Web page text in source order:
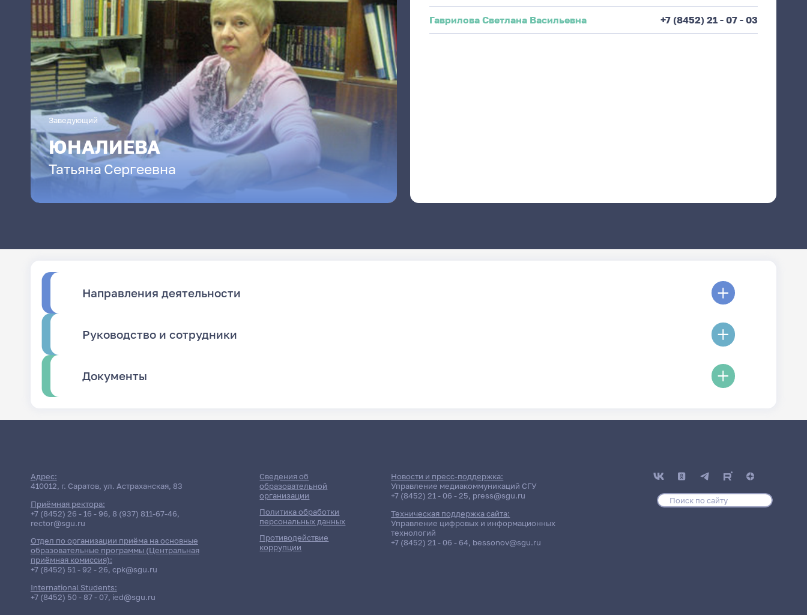
Заведующий
ЮНАЛИЕВА
ТатьянаСергеевна
Гаврилова Светлана Васильевна +7 (8452) 21 - 07 - 03
Направления деятельности
Руководство и сотрудники
Документы
Адрес:
410012, г. Саратов, ул. Астраханская, 83
Приёмная ректора:
+7 (8452) 26 - 16 - 96, 8 (937) 811-67-46,
rector@sgu.ru
Отдел по организации приёма на основные
образовательные программы (Центральная
приёмная комиссия):
+7 (8452) 51 - 92 - 26, cpk@sgu.ru
International Students:
+7 (8452) 50 - 87 - 07, ied@sgu.ru
Сведения об
образовательной
организации
Политика обработки
персональных данных
Противодействие
коррупции
Новости и пресс-поддержка:
Управление медиакоммуникаций СГУ
+7 (8452) 21 - 06 - 25, press@sgu.ru
Техническая поддержка сайта:
Управление цифровых и информационных
технологий
+7 (8452) 21 - 06 - 64, bessonov@sgu.ru